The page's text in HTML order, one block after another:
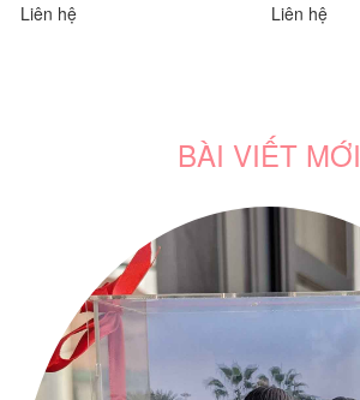
Liên hệ Liên hệ
BÀI VIẾT MỚI